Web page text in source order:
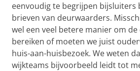
eenvoudig te begrijpen bijsluiters
brieven van deurwaarders.
wel een veel betere manier om
bereiken of moeten we juist
huis-aan-huisbezoek. We weten
wijkteams bijvoorbeeld leidt tot